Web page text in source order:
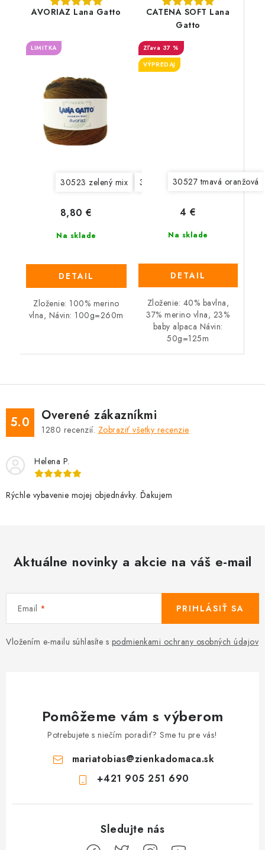
AVORIAZ Lana Gatto
LIMITKA
30523 zelený mix 30526 červený mix
Na sklade
8,80 €
DETAIL
Zloženie: 100% merino
vlna, Návin: 100g=260m
CATENA SOFT Lana
Gatto
37 %
VÝPREDAJ
30527 tmavá oranžová
Na sklade
4 €
DETAIL
Zloženie: 40% bavlna,
37% merino vlna, 23%
baby alpaca Návin:
50g=125m
5.0 Overené zákazníkmi
1280 recenzií. Zobraziť všetky recenzie
Helena P.
Rýchle vybavenie mojej objednávky. Ďakujem
Aktuálne novinky a akcie na váš e-mail
Email
Vložením e-mailu súhlasíte s podmienkami ochrany osobných údajov
PRIHLÁSIŤ SA
Pomôžeme vám s výberom
Potrebujete s niečím poradiť? Sme tu pre vás!
mariatobias@zienkadomaca.sk
+421 905 251 690